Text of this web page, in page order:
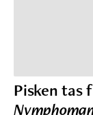
Pisken tas